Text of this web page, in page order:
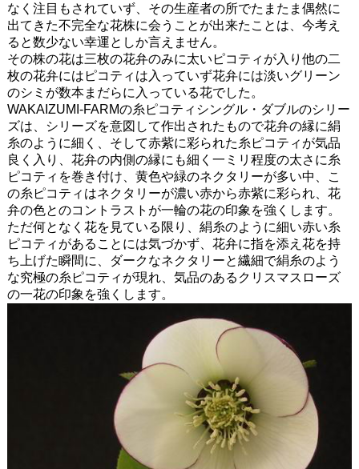
なく注目もされていず、その生産者の所でたまたま偶然に
出てきた不完全な花株に会うことが出来たことは、今考え
ると数少ない幸運としか言えません。
その株の花は三枚の花弁のみに太いピコティが入り他の二
枚の花弁にはピコティは入っていず花弁には淡いグリーン
のシミが数本まだらに入っている花でした。
WAKAIZUMI-FARMの糸ピコティシングル・ダブルのシリー
ズは、シリーズを意図して作出されたもので花弁の縁に絹
糸のように細く、そして赤紫に彩られた糸ピコティが気品
良く入り、花弁の内側の縁にも細く一ミリ程度の太さに糸
ピコティを巻き付け、黄色や緑のネクタリーが多い中、こ
の糸ピコティはネクタリーが濃い赤から赤紫に彩られ、花
弁の色とのコントラストが一輪の花の印象を強くします。
ただ何となく花を見ている限り、絹糸のように細い赤い糸
ピコティがあることには気づかず、花弁に指を添え花を持
ち上げた瞬間に、ダークなネクタリーと繊細で絹糸のよう
な究極の糸ピコティが現れ、気品のあるクリスマスローズ
の一花の印象を強くします。